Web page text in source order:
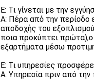
Ε: Τι γίνεται με την
Α: Πέρα από την περίοδο
αποδοχής του
ποια προκύπτει
εξαρτήματα μέσω
Ε: Τι υπηρεσίες
Α: Υπηρεσία πριν από